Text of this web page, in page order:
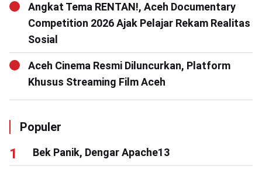
Angkat Tema RENTAN!, Aceh Documentary
Competition 2026 Ajak Pelajar Rekam Realitas
Sosial
Aceh Cinema Resmi Diluncurkan, Platform
Khusus Streaming Film Aceh
Populer
Bek Panik, Dengar Apache13